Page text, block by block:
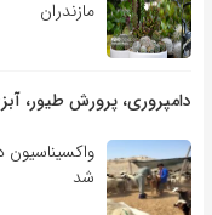
مازندران
دامپروری، پرورش طیور،
واکسیناسیون
شد